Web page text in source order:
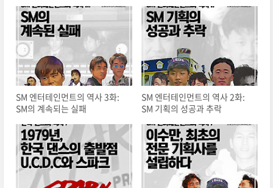
SM 엔터테인먼트의 역사 3화:
SM의 계속되는 실패
SM 엔터테인먼트의 역사 2화:
SM 기획의 성공과 추락